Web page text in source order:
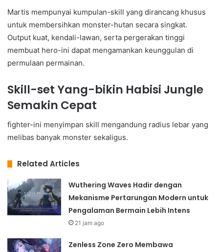
Martis mempunyai kumpulan-skill yang dirancang khusus
untuk membersihkan monster-hutan secara singkat.
Output kuat, kendali-lawan, serta pergerakan tinggi
membuat hero-ini dapat mengamankan keunggulan di
permulaan permainan.
Skill-set Yang-bikin Habisi Jungle
Semakin Cepat
fighter-ini menyimpan skill mengandung radius lebar yang
melibas banyak monster sekaligus.
Related Articles
Wuthering Waves Hadir dengan
Mekanisme Pertarungan Modern untuk
Pengalaman Bermain Lebih Intens
21 jam ago
Zenless Zone Zero Membawa